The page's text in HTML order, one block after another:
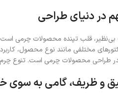
بی‌نظیر، قلب تپنده محصولات چرمی
مختلفی مانند نوع محصول،
طراحی محصولات چرمی است. تنوع